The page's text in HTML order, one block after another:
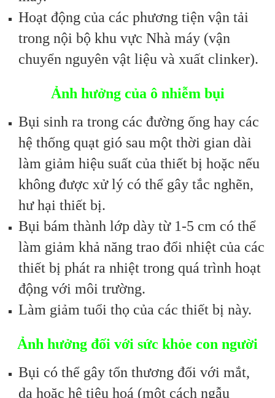
Hoạt động của các phương tiện vận tải
trong nội bộ khu vực Nhà máy (vận
chuyển nguyên vật liệu và xuất clinker).
Ảnh hưởng của ô nhiễm bụi
Bụi sinh ra trong các đường ống hay các
hệ thống quạt gió sau một thời gian dài
làm giảm hiệu suất của thiết bị hoặc nếu
không được xử lý có thể gây tắc nghẽn,
hư hại thiết bị.
Bụi bám thành lớp dày từ 1-5 cm có thể
làm giảm khả năng trao đổi nhiệt của các
thiết bị phát ra nhiệt trong quá trình hoạt
động với môi trường.
Làm giảm tuổi thọ của các thiết bị này.
Ảnh hưởng đối với sức khỏe con người
Bụi có thể gây tổn thương đối với mắt,
da hoặc hệ tiêu hoá (một cách ngẫu